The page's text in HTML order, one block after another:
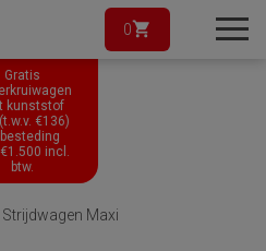
0
Gratis
kunststof
€136)
besteding
€1.500 incl.
btw.
Maxi